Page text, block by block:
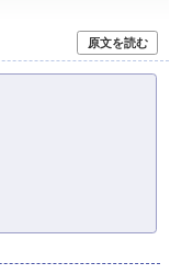
原文を読む